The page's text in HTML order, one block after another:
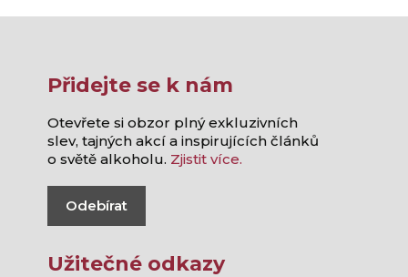
Přidejte se k nám
Otevřete si obzor plný exkluzivních
slev, tajných akcí a inspirujících článků
o světě alkoholu. Zjistit více.
Odebírat
Užitečné odkazy